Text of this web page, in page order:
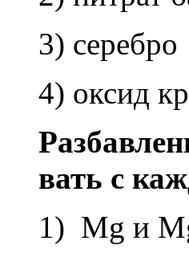
3) се­реб­ро
4) оксид
вать с
1) Mg и